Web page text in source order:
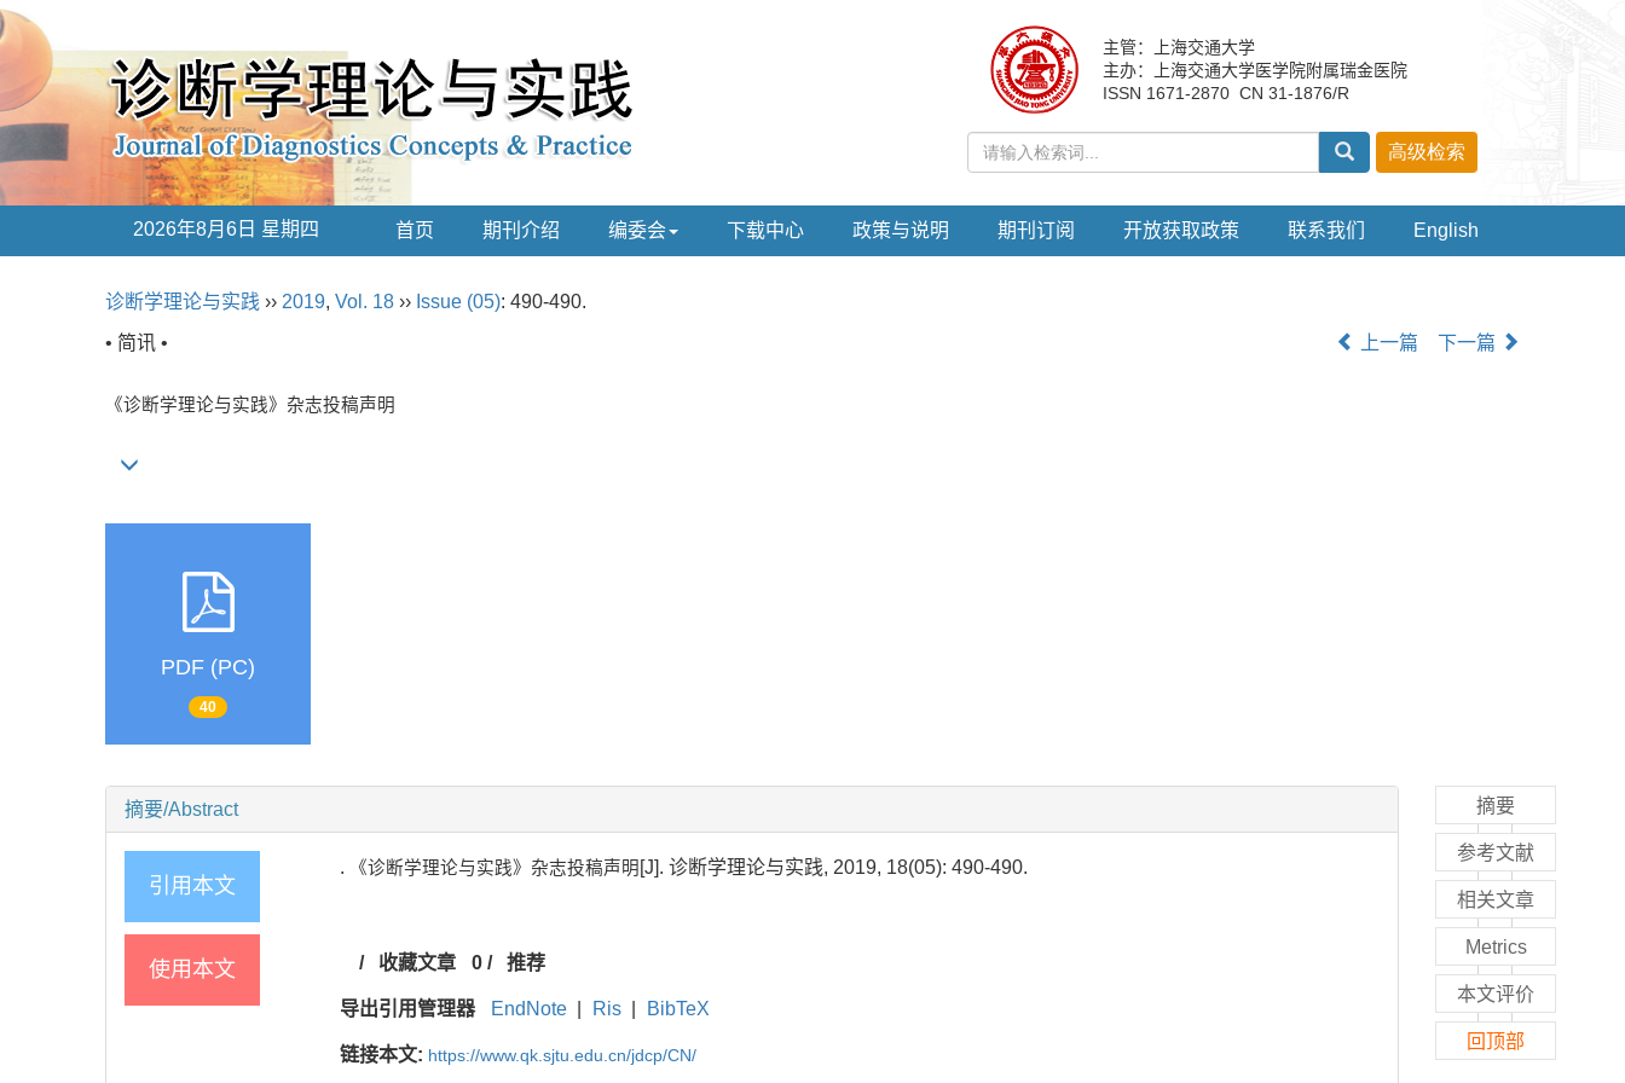
主管：上海交通大学
主办：上海交通大学医学院附属瑞金医院
ISSN 1671-2870 CN 31-1876/R
2026年8月6日 星期四 首页 期刊介绍 编委会 下载中心 政策与说明 期刊订阅 开放获取政策 联系我们 English
诊断学理论与实践 ›› 2019, Vol. 18 ›› Issue (05): 490-490.
• 简讯 •
上一篇 下一篇
《诊断学理论与实践》杂志投稿声明
PDF (PC)
40
摘要/Abstract
引用本文
. 《诊断学理论与实践》杂志投稿声明 [J]. 诊断学理论与实践, 2019, 18(05): 490-490.
使用本文 / 收藏文章 0/ 推荐
导出引用管理器 EndNote Ris BibTeX
链接本文: https://www.qk.sjtu.edu.cn/jdcp/CN/
摘要
参考文献
相关文章
Metrics
本文评价
回顶部